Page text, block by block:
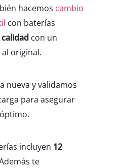
hacemos cambio
con baterías
calidad con un
al original.
nueva yvalidamos
para asegurar
óptimo.
incluyen 12
te